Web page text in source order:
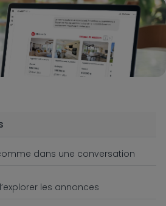
dans une conversation
les annonces